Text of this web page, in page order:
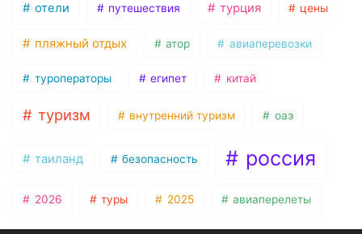
отели путешествия турция цены
пляжный отдых атор авиаперевозки
туроператоры египет китай
туризм внутренний туризм оаэ
таиланд безопасность россия
2026 туры 2025 авиаперелеты